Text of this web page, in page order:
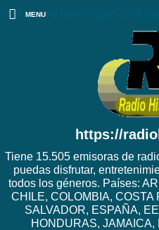
https://www.radiohispana.info/
https://
Tiene 15.505 emisoras de
puedas disfrutar,
todos los géneros. Países:
CHILE, COLOMBIA,
SALVADOR, ESPAÑA,
HONDURAS,
MENU